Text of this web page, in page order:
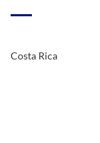
Costa Rica